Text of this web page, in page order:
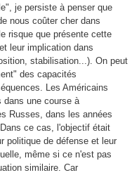
je persiste à penser que
nous coûter cher dans
risque que présente cette
leur implication dans
stabilisation...). On peut
des capacités
Les Américains
dans une course à
Russes, dans les années
ce cas, l'objectif était
politique de défense et leur
même si ce n'est pas
similaire. Car